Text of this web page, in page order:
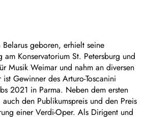
geboren, erhielt seine
am Konservatorium St. Petersburg und
Musik Weimar und nahm an diversen
Gewinner des Arturo-Toscanini
2021 in Parma. Neben dem ersten
den Publikumspreis und den Preis
einer Verdi-Oper. Als Dirigent und